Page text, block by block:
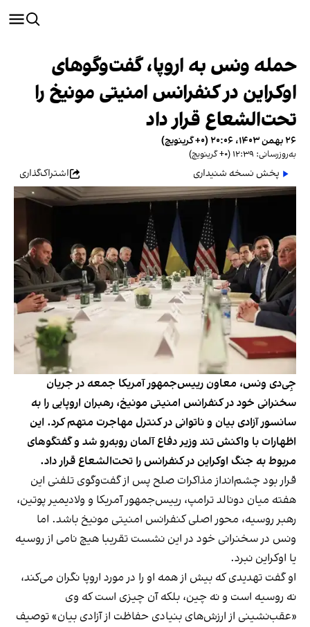
حمله ونس به اروپا، گفت‌وگوهای
اوکراین در کنفرانس امنیتی مونیخ را
تحت‌الشعاع قرار داد
۲۶ بهمن ۱۴۰۳، ۲۰:۰۶ (‎+۰ گرینویچ)
به‌روزرسانی: ۱۲:۳۹ (‎+۰ گرینویچ)
پخش نسخه شنیداری اشتراک‌گذاری
جِی‌دی ونس، معاون رییس‌جمهور آمریکا جمعه در جریان
سخنرانی خود در کنفرانس امنیتی مونیخ، رهبران اروپایی را به
سانسور آزادی بیان و ناتوانی در کنترل مهاجرت متهم کرد. این
اظهارات با واکنش تند وزیر دفاع آلمان روبه‌رو شد و گفتگوهای
مربوط به جنگ اوکراین در کنفرانس را تحت‌الشعاع قرار داد.
قرار بود چشم‌انداز مذاکرات صلح پس از گفت‌وگوی تلفنی این
هفته میان دونالد ترامپ، رییس‌جمهور آمریکا و ولادیمیر پوتین،
رهبر روسیه، محور اصلی کنفرانس امنیتی مونیخ باشد. اما
ونس در سخنرانی خود در این نشست تقریبا هیچ نامی از روسیه
یا اوکراین نبرد.
او گفت تهدیدی که بیش از همه او را در مورد اروپا نگران می‌کند،
نه روسیه است و نه چین، بلکه آن چیزی است که وی
«عقب‌نشینی از ارزش‌های بنیادی حفاظت از آزادی بیان» توصیف